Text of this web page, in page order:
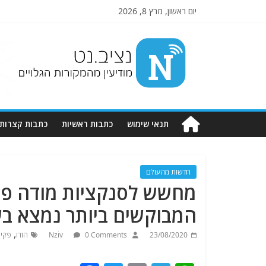
יום ראשון, מרץ 8, 2026
Nziv.net
מודיעין
מהמקורות
תנאי שימוש כתבות ראשיות כתבות קצרות
חדשות מהעולם
מחשש לסנקציות מודה
המבוקשים ביותר נמצא
23/08/2020
Nziv 0 Comments הודו,